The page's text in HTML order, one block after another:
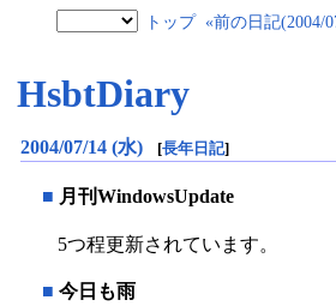
トップ «前の日記(2004/
HsbtDiary
2004/07/14 (水) [長年日記]
■ 月刊WindowsUpdate
5つ程更新されています。
■ 今日も雨